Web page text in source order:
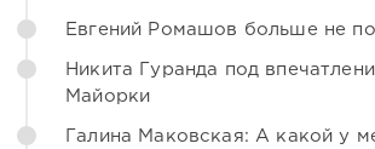
Евгений Ромашов больше не
Никита Гуранда под
Майорки
Галина Маковская: А какой у